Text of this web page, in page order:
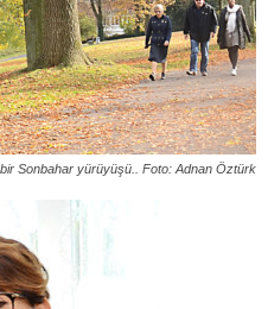
Sonbahar yürüyüşü.. Foto: Adnan Öztürk